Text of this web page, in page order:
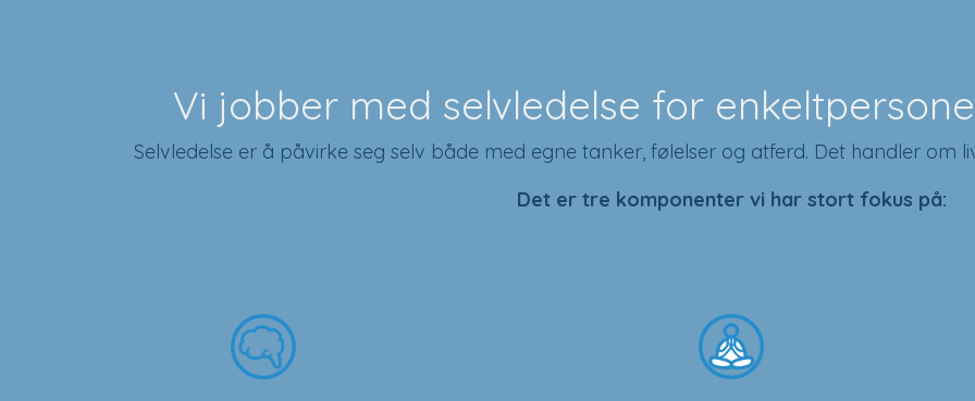
Vi jobber med selvledelse for
Selvledelse er å påvirke seg selv både med egne tanker, følelser og atferd. Det handler om
Det er tre komponenter vi har stort fokus på: